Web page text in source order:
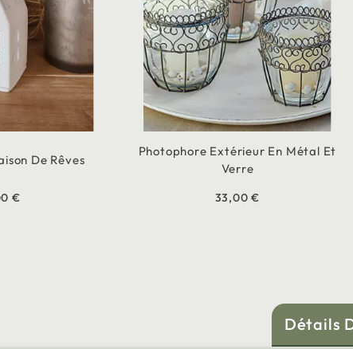
De Rêves
€
Photophore Extérieur En Métal Et
Verre
33,00 €
Détails